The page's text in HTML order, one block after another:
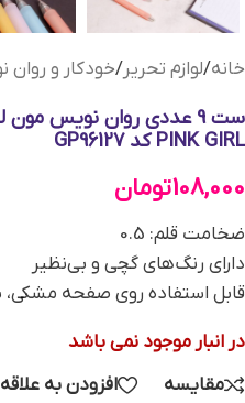
خانه/لوازم تحریر/خودکار و
PINK GIRL کد GP96127
108,000تومان
ضخامت قلم: 0.5
دارای رنگ‌های گچی و بی‌نظیر
قابل استفاده روی صفحه مشکی،
در انبار موجود نمی باشد
مقایسه
افزودن به